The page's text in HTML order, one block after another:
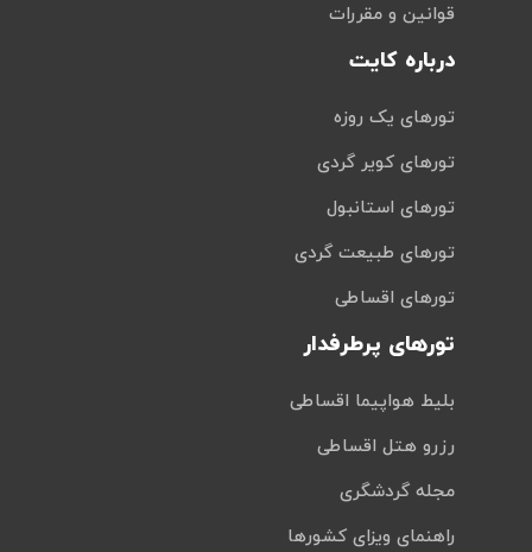
قوانین و مقررات
درباره کایت
تورهای یک روزه
تورهای کویر گردی
تورهای استانبول
تورهای طبیعت گردی
تورهای اقساطی
تورهای پرطرفدار
بلیط هواپیما اقساطی
رزرو هتل اقساطی
مجله گردشگری
راهنمای ویزای کشورها